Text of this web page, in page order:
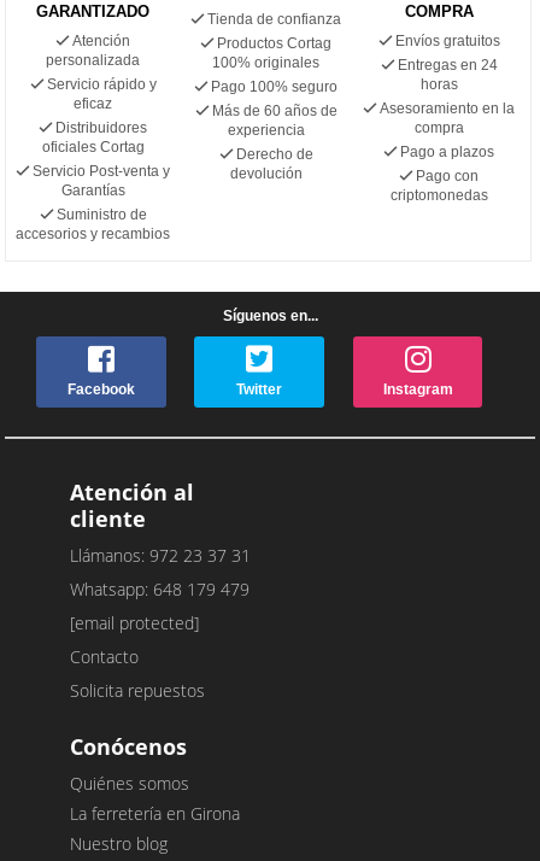
GARANTIZADO
Atención
personalizada
Servicio rápido y
eficaz
Distribuidores
oficiales Cortag
Servicio Post-venta y
Garantías
Suministro de
accesorios y recambios
Tienda de confianza
Productos Cortag
100% originales
Pago 100% seguro
Más de 60 años de
experiencia
Derecho de
devolución
COMPRA
Envíos gratuitos
Entregas en 24
horas
Asesoramiento en la
compra
Pago a plazos
Pago con
criptomonedas
Síguenos en...
Facebook Twitter Instagram
Atención al
cliente
Llámanos: 972 23 37 31
Whatsapp: 648 179 479
[email protected]
Contacto
Solicita repuestos
Conócenos
Quiénes somos
La ferretería en Girona
Nuestro blog